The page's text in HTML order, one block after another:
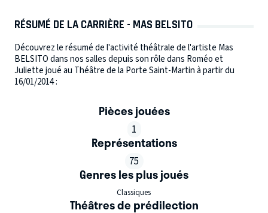
RÉSUMÉ DE LA CARRIÈRE - MAS BELSITO
Découvrez le résumé de l'activité théâtrale de l'artiste Mas
BELSITO dans nos salles depuis son rôle dans Roméo et
Juliette joué au Théâtre de la Porte Saint-Martin à partir du
16/01/2014 :
Pièces jouées
1
Représentations
75
Genres les plus joués
Classiques
Théâtres de prédilection